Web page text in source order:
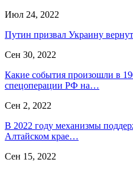
Июл 24, 2022
Путин призвал Украину
Сен 30, 2022
Какие события произошли в
спецоперации РФ на…
Сен 2, 2022
В 2022 году механизмы
Алтайском крае…
Сен 15, 2022